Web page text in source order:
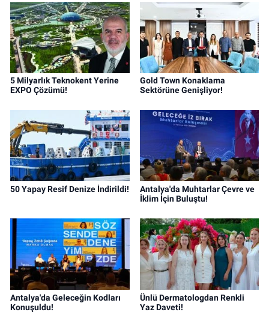
5 Milyarlık Teknokent Yerine
EXPO Çözümü!
Gold Town Konaklama
Sektörüne Genişliyor!
50 Yapay Resif Denize İndirildi!
Antalya'da Muhtarlar Çevre ve
İklim İçin Buluştu!
Antalya'da Geleceğin Kodları
Konuşuldu!
Ünlü Dermatologdan Renkli
Yaz Daveti!